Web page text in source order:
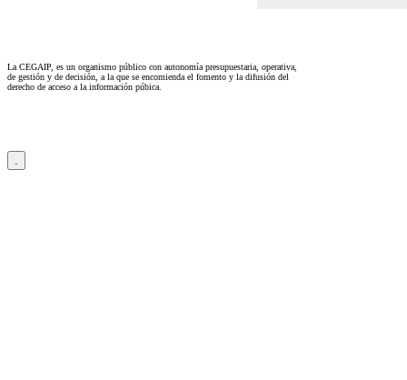
La CEGAIP, es un organismo público con autonomía presupuestaria, operativa,
de gestión y de decisión, a la que se encomienda el fomento y la difusión del
derecho de acceso a la información púbica.